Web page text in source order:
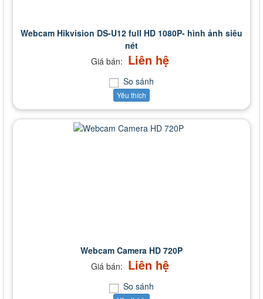
Webcam Hikvision DS-U12 full HD 1080P- hình ảnh siêu
nét
Giá bán: Liên hệ
So sánh
Yêu thích
Webcam Camera HD 720P
Giá bán: Liên hệ
So sánh